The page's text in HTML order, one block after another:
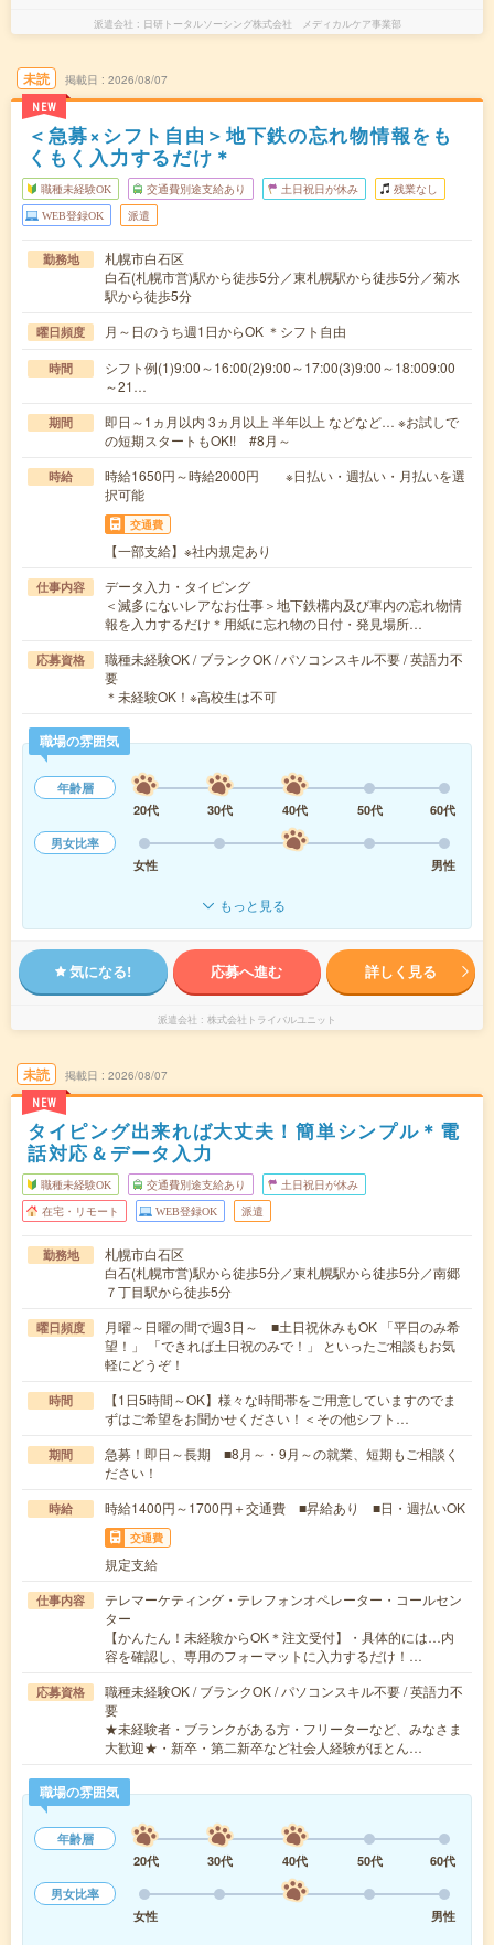
派遣会社 日研トータルソーシング株式会社 メディカルケア事業部
未読
NEW
掲載日 2026/08/07
＜急募×シフト自由＞地下鉄の忘れ物情報をも
くもく入力するだけ＊
職種未経験OK 交通費別途支給あり 土日祝日が休み 残業なし
WEB登録OK 派遣
勤務地
札幌市白石区
白石(札幌市営)駅から徒歩5分／東札幌駅から徒歩5分／菊水
駅から徒歩5分
曜日頻度 月～日のうち週1日からOK ＊シフト自由
時間
シフト例(1)9:00～16:00(2)9:00～17:00(3)9:00～18:009:00
～21…
期間
即日～1ヵ月以内 3ヵ月以上 半年以上 などなど… ※お試しで
の短期スタートもOK!! #8月～
時給
時給1650円～時給2000円 ※日払い・週払い・月払いを選
択可能
交通費
【一部支給】※社内規定あり
仕事内容
データ入力・タイピング
＜滅多にないレアなお仕事＞地下鉄構内及び車内の忘れ物情
報を入力するだけ＊用紙に忘れ物の日付・発見場所…
応募資格
職種未経験OK / ブランクOK / パソコンスキル不要 / 英語力不
要
＊未経験OK！※高校生は不可
職場の雰囲気
年齢層
20代
30代 40代 50代
60代
男女比率
女性
男性
もっと見る
気になる! 応募へ進む 詳しく見る
派遣会社 株式会社トライバルユニット
未読
NEW
掲載日 2026/08/07
タイピング出来れば大丈夫！簡単シンプル＊電
話対応＆データ入力
職種未経験OK 交通費別途支給あり 土日祝日が休み
在宅・リモート WEB登録OK 派遣
勤務地
札幌市白石区
白石(札幌市営)駅から徒歩5分／東札幌駅から徒歩5分／南郷
７丁目駅から徒歩5分
曜日頻度
月曜～日曜の間で週3日～ ■土日祝休みもOK 「平日のみ希
望！」 「できれば土日祝のみで！」 といったご相談もお気
軽にどうぞ！
時間
【1日5時間～OK】様々な時間帯をご用意していますのでま
ずはご希望をお聞かせください！＜その他シフト…
期間
急募！即日～長期 ■8月～・9月～の就業、短期もご相談く
ださい！
時給 時給1400円～1700円＋交通費 ■昇給あり ■日・週払いOK
交通費
規定支給
仕事内容
テレマーケティング・テレフォンオペレーター・コールセン
ター
【かんたん！未経験からOK＊注文受付】・具体的には…内
容を確認し、専用のフォーマットに入力するだけ！…
応募資格
職種未経験OK / ブランクOK / パソコンスキル不要 / 英語力不
要
★未経験者・ブランクがある方・フリーターなど、みなさま
大歓迎★・新卒・第二新卒など社会人経験がほとん…
職場の雰囲気
年齢層
20代
30代 40代 50代
60代
男女比率
女性
男性